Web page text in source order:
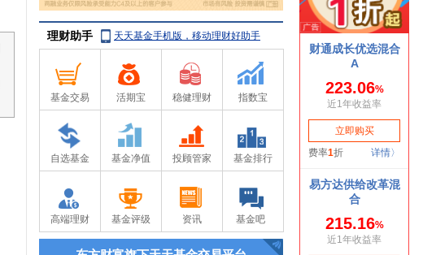
理财助手 天天基金手机版，移动理财好助手
基金交易 活期宝 稳健理财 指数宝
自选基金 基金净值 投顾管家 基金排行
高端理财 基金评级 资讯 基金吧